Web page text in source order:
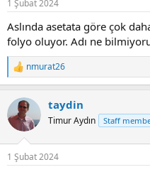
s
1 Şubat 2024
Aslında asetata göre çok
folyo oluyor. Adı ne
R
e
c
t
i
s
nmurat26
taydin
Timur Aydın Staff
1 Şubat 2024